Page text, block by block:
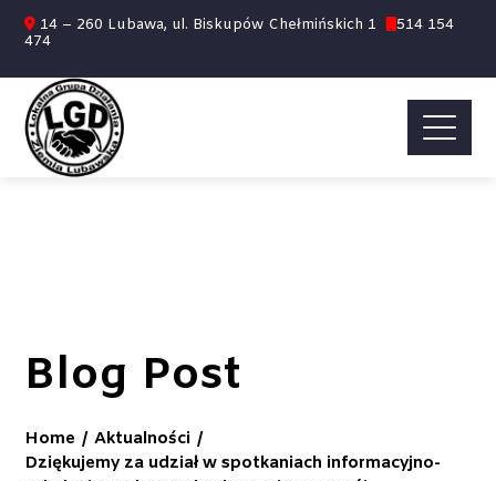
14 – 260 Lubawa, ul. Biskupów Chełmińskich 1
514 154
474
Blog Post
Home
Aktualności
Dziękujemy za udział w spotkaniach informacyjno-